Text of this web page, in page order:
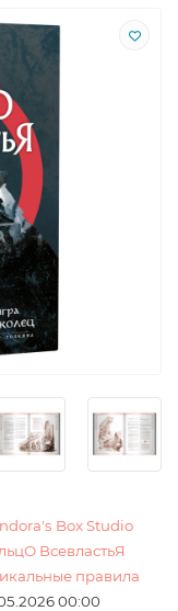
Box Studio
ВсевластьЯ
правила
00:00